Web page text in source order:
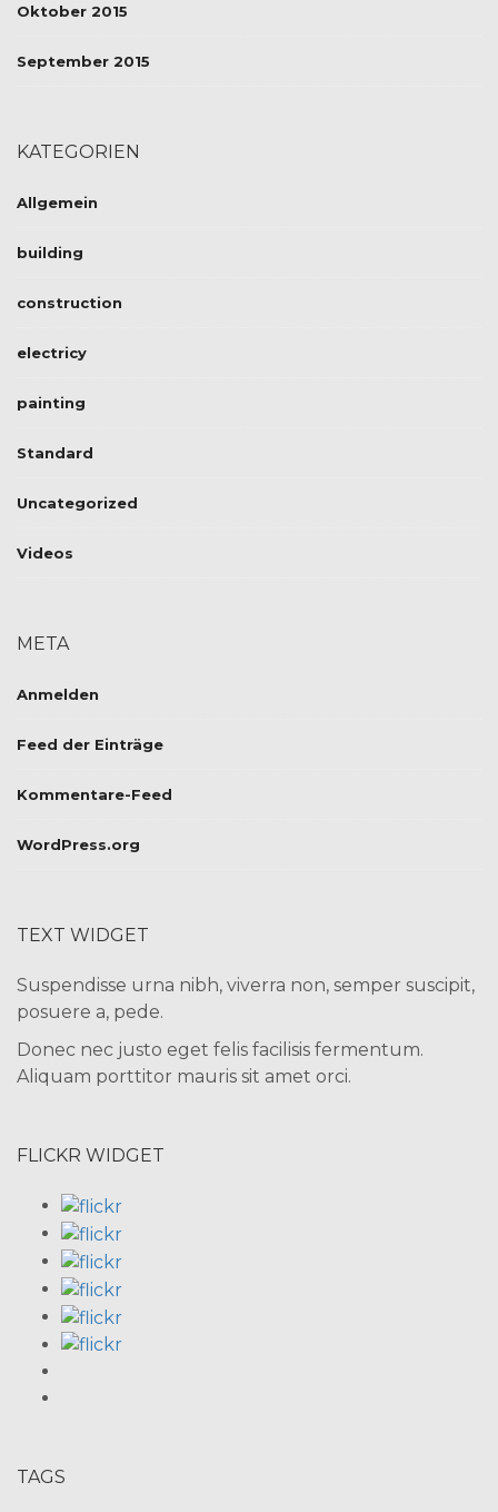
Oktober 2015
September 2015
KATEGORIEN
Allgemein
building
construction
electricy
painting
Standard
Uncategorized
Videos
META
Anmelden
Feed der Einträge
Kommentare-Feed
WordPress.org
TEXT WIDGET
Suspendisse urna nibh, viverra non, semper suscipit,
posuere a, pede.
Donec nec justo eget felis facilisis fermentum.
Aliquam porttitor mauris sit amet orci.
FLICKR WIDGET
TAGS